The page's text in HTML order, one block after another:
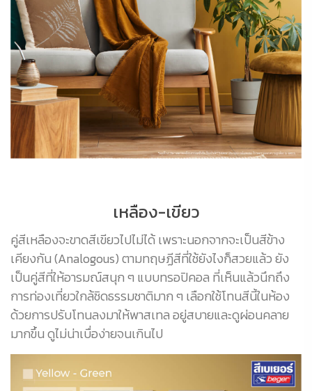
เหลือง-เขียว
คู่สีเหลืองจะขาดสีเขียวไปไม่ได้ เพราะนอกจากจะเป็นสีข้าง
เคียงกัน (Analogous) ตามทฤษฏีสีที่ใช้ยังไงก็สวยแล้ว ยัง
เป็นคู่สีที่ให้อารมณ์สนุก ๆ แบบทรอปิคอล ที่เห็นแล้วนึกถึง
การท่องเที่ยวใกล้ชิดธรรมชาติมาก ๆ เลือกใช้โทนสีนี้ในห้อง
ด้วยการปรับโทนลงมาให้พาสเทล อยู่สบายและดูผ่อนคลาย
มากขึ้น ดูไม่น่าเบื่อง่ายจนเกินไป